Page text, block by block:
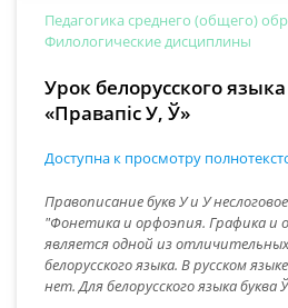
Педагогика среднего (общего)
Филологические дисциплины
Урок белорусского языка
«Правапіс У, Ў»
Доступна к просмотру
Правописание букв У и У
"Фонетика и орфоэпия. Графика и
является одной из
белорусского языка. В русском
нет. Для белорусского языка буква